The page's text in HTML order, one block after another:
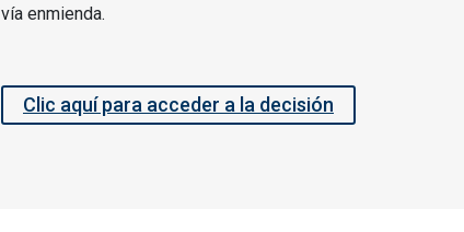
vía enmienda.
Clic aquí para acceder a la decisión